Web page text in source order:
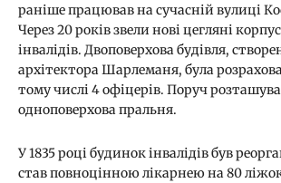
раніше працював на сучасній вулиці
Через 20 років звели нові цегляні
інвалідів. Двоповерхова будівля,
архітектора Шарлеманя, була
тому числі 4 офіцерів. Поруч
одноповерхова пральня.
У 1835 році будинок інвалідів був
став повноцінною лікарнею на 80